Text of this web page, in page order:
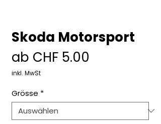
Skoda Motorsport
ab CHF 5.00
inkl. MwSt
Grösse *